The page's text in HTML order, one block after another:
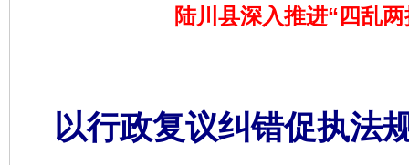
陆川县深入推进“四乱
以行政复议纠错促执法